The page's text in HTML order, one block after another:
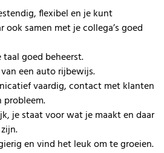
flexibel en je kunt
ook samen met je collega’s goed
taal goed beheerst.
een auto rijbewijs.
vaardig, contact met klanten
probleem.
je staat voor wat je maakt en daar
en vind het leuk om te groeien.